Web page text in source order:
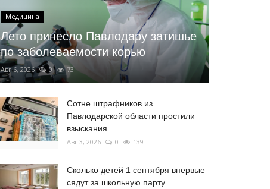
Медицина
Лето принесло Павлодару затишье
по заболеваемости корью
Авг 6, 2026 0 73
Сотне штрафников из
Павлодарской области простили
взыскания
Авг 3, 2026 0 139
Сколько детей 1 сентября впервые
сядут за школьную парту...